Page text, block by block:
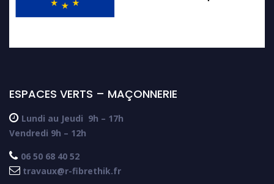
ESPACES VERTS – MAÇONNERIE
 Lundi au Jeudi 9h – 17h
Vendredi 9h – 12h
 06 50 68 40 52
 travaux@r-fibrethik.fr